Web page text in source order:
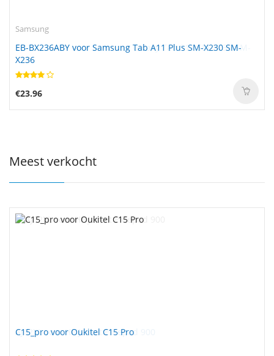
Samsung
EB-BX236ABY voor Samsung Tab A11 Plus SM-X230 SM-
X236
€23.96
Meest verkocht
C15_pro voor Oukitel C15 Pro